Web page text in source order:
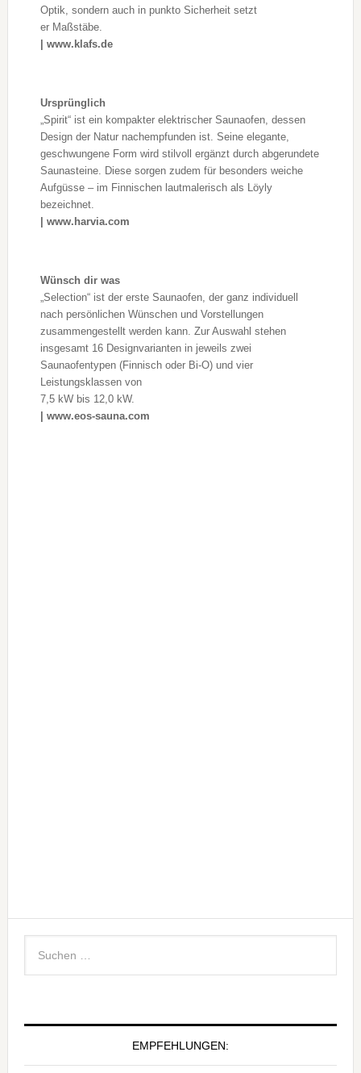
Optik, sondern auch in punkto Sicherheit setzt
er Maßstäbe.
| www.klafs.de
Ursprünglich
„Spirit“ ist ein kompakter elektrischer Saunaofen, dessen
Design der Natur nachempfunden ist. Seine elegante,
geschwungene Form wird stilvoll ergänzt durch abgerundete
Saunasteine. Diese sorgen zudem für besonders weiche
Aufgüsse – im Finnischen lautmalerisch als Löyly
bezeichnet.
| www.harvia.com
Wünsch dir was
„Selection“ ist der erste Saunaofen, der ganz individuell
nach persönlichen Wünschen und Vorstellungen
zusammengestellt werden kann. Zur Auswahl stehen
insgesamt 16 Designvarianten in jeweils zwei
Saunaofentypen (Finnisch oder Bi-O) und vier
Leistungsklassen von
7,5 kW bis 12,0 kW.
| www.eos-sauna.com
EMPFEHLUNGEN: